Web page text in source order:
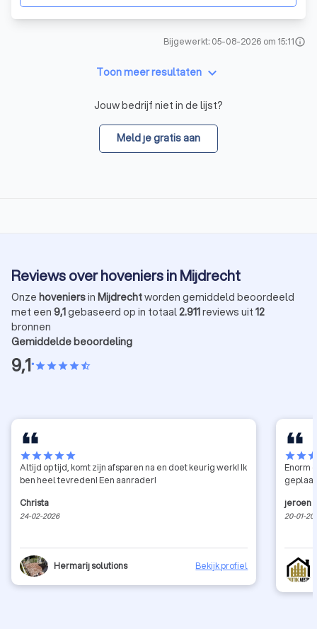
Bijgewerkt: 05-08-2026 om 15:11info
Toon meer resultaten keyboard_arrow_down
Jouw bedrijf niet in de lijst?
Meld je gratis aan
Reviews over hoveniers in Mijdrecht
Onze hoveniersin Mijdrechtworden gemiddeld beoordeeld
met een 9,1gebaseerd op in totaal2.911reviews uit 12
bronnen
Gemiddelde beoordeling
9,1•starstarstarstarstar_half
starstarstarstarstar
Altijd op tijd, komt zijn afsparen na en doet keurig werk! Ik
ben heel tevreden! Een aanrader!
Christa
24-02-2026
Hermarij solutions Bekijk profiel
starstar
Enorm
jeroen
20-01-